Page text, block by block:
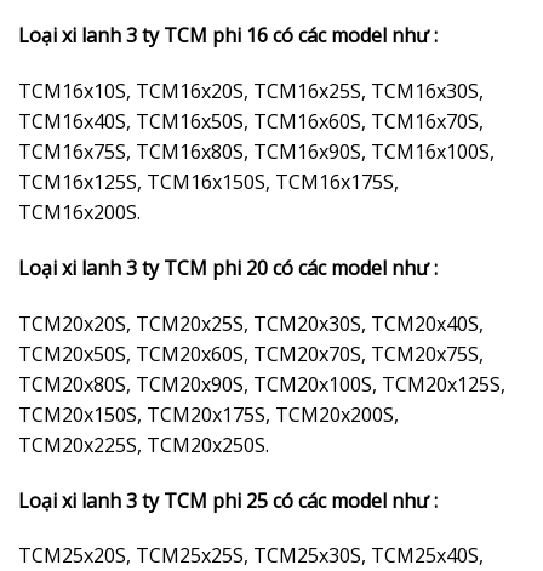
Loại xi lanh 3 ty TCM phi 16 có các model như :
TCM16x10S, TCM16x20S, TCM16x25S, TCM16x30S,
TCM16x40S, TCM16x50S, TCM16x60S, TCM16x70S,
TCM16x75S, TCM16x80S, TCM16x90S, TCM16x100S,
TCM16x125S, TCM16x150S, TCM16x175S,
TCM16x200S.
Loại xi lanh 3 ty TCM phi 20 có các model như :
TCM20x20S, TCM20x25S, TCM20x30S, TCM20x40S,
TCM20x50S, TCM20x60S, TCM20x70S, TCM20x75S,
TCM20x80S, TCM20x90S, TCM20x100S, TCM20x125S,
TCM20x150S, TCM20x175S, TCM20x200S,
TCM20x225S, TCM20x250S.
Loại xi lanh 3 ty TCM phi 25 có các model như :
TCM25x20S, TCM25x25S, TCM25x30S, TCM25x40S,